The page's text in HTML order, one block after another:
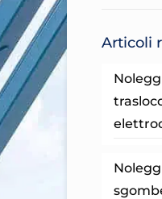
Articoli